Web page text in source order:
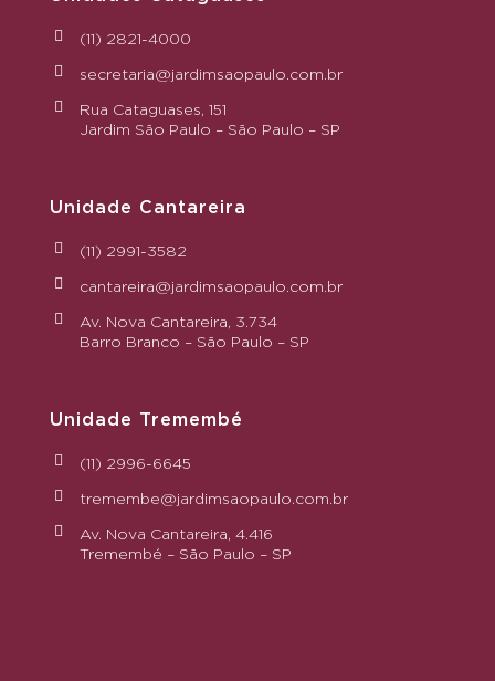
(11) 2821-4000
secretaria@jardimsaopaulo.com.br
Rua Cataguases, 151
Jardim São Paulo – São Paulo – SP
Unidade Cantareira
(11) 2991-3582
cantareira@jardimsaopaulo.com.br
Av. Nova Cantareira, 3.734
Barro Branco – São Paulo – SP
Unidade Tremembé
(11) 2996-6645
tremembe@jardimsaopaulo.com.br
Av. Nova Cantareira, 4.416
Tremembé – São Paulo – SP